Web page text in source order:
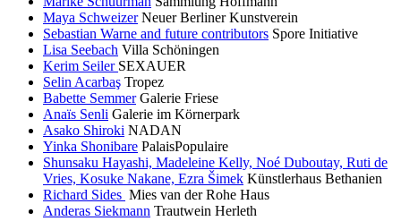
Maya Schweizer Neuer Berliner Kunstverein
Sebastian Warne and future contributors Spore Initiative
Lisa Seebach Villa Schöningen
Kerim Seiler SEXAUER
Selin Acarbaş Tropez
Babette Semmer Galerie Friese
Anaïs Senli Galerie im Körnerpark
Asako Shiroki NADAN
Yinka Shonibare PalaisPopulaire
Shunsaku Hayashi, Madeleine Kelly, Noé Duboutay, Ruti de
Vries, Kosuke Nakane, Ezra Šimek Künstlerhaus Bethanien
Richard Sides Mies van der Rohe Haus
Anderas Siekmann Trautwein Herleth